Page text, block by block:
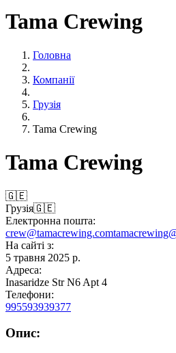
Tama Crewing
Головна
Компанії
Грузія
Tama Crewing
Tama Crewing
🇬🇪
Грузія🇬🇪
Електронна пошта:
crew@tamacrewing.com
На сайті з:
5 травня 2025 р.
Адреса:
Inasaridze Str N6 Apt 4
Телефони:
995593939377
Опис: